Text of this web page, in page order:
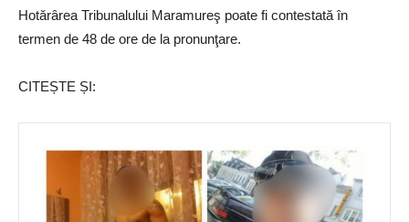
Hotărârea Tribunalului Maramureş poate fi contestată în
termen de 48 de ore de la pronunţare.
CITEȘTE ȘI: